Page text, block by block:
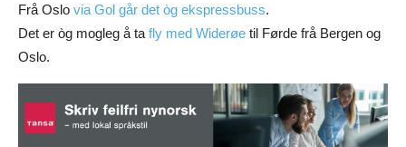
Frå Oslo via Gol går det òg ekspressbuss.
Det er òg mogleg å ta fly med Widerøe til Førde frå Bergen og
Oslo.